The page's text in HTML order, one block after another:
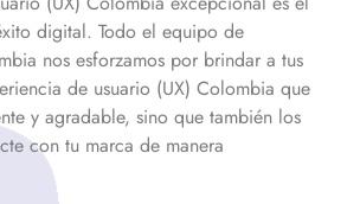
digital. Todo el equipo de
nos esforzamos por brindar a tus
de usuario (UX) Colombia que
y agradable, sino que también los
con tu marca de manera